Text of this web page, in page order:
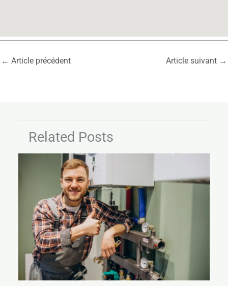
← Article précédent Article suivant →
Related Posts